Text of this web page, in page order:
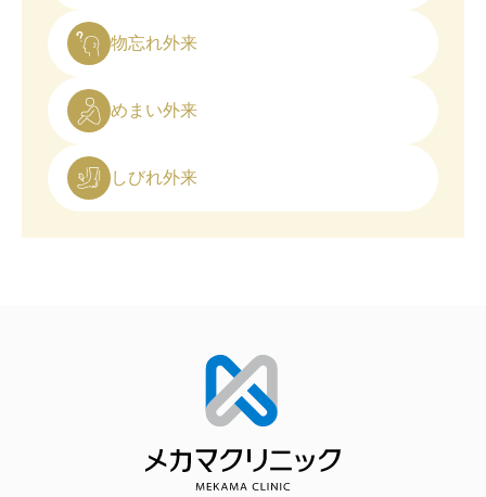
物忘れ外来
めまい外来
しびれ外来